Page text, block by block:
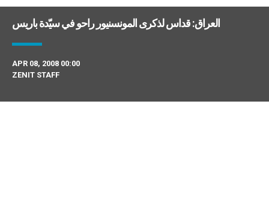
العراق: قداس لذكرى المونسنيور راحو في سيّدة باريس
APR 08, 2008 00:00
ZENIT STAFF